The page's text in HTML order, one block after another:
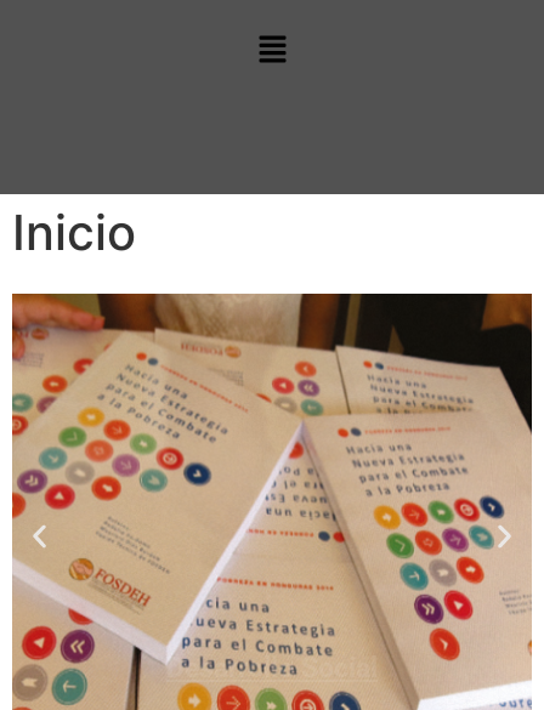
Inicio
Desarrollo Social
Esta categoría permite entender las
brechas estructurales que afectan a la
población y propone caminos para
garantizar el acceso universal a
servicios básicos y oportunidades de
desarrollo humano integral.
Leer más